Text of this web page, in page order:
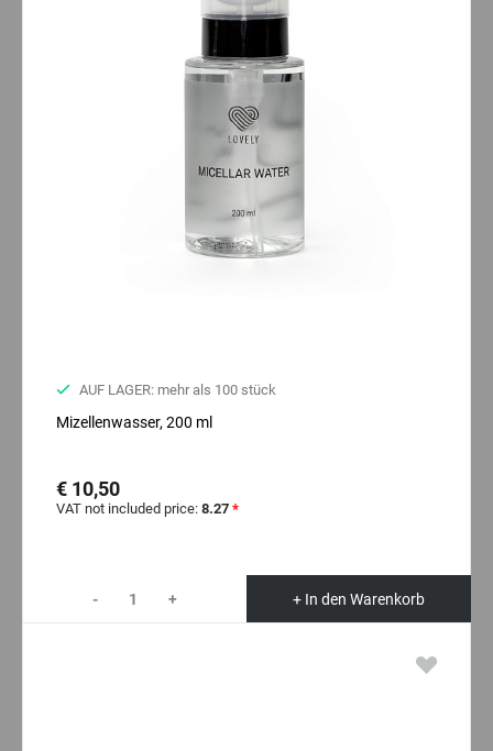
AUF LAGER: mehr als 100 stück
Mizellenwasser, 200 ml
€ 10,50
VAT not included price: 8.27 *
- + + In den Warenkorb